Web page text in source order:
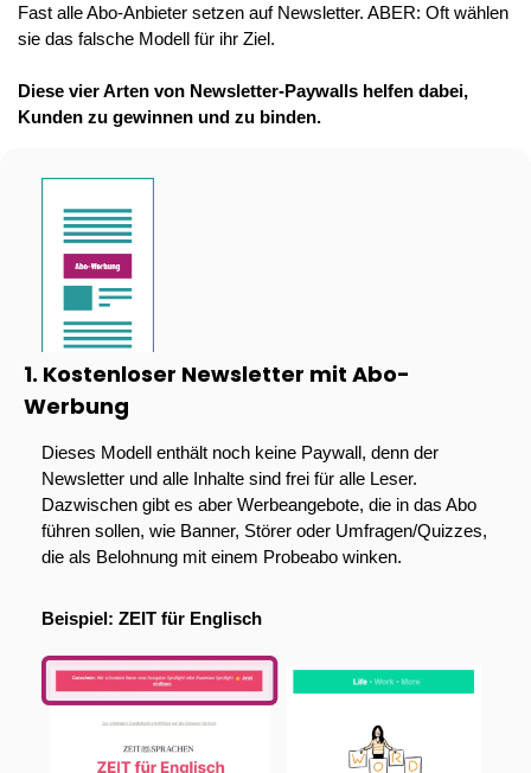
Fast alle Abo-Anbieter setzen auf Newsletter. ABER: Oft wählen
sie das falsche Modell für ihr Ziel.
Diese vier Arten von Newsletter-Paywalls helfen dabei,
Kunden zu gewinnen und zu binden.
1. Kostenloser Newsletter mit Abo-
Werbung
Dieses Modell enthält noch keine Paywall, denn der
Newsletter und alle Inhalte sind frei für alle Leser.
Dazwischen gibt es aber Werbeangebote, die in das Abo
führen sollen, wie Banner, Störer oder Umfragen/Quizzes,
die als Belohnung mit einem Probeabo winken.
Beispiel: ZEIT für Englisch